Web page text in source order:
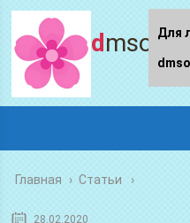
Главная › Статьи
28.02.2020
Для